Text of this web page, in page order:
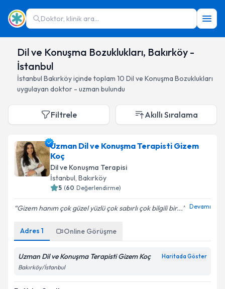
Doktor, klinik ara...
Dil ve Konuşma Bozuklukları, Bakırköy -
İstanbul
İstanbul Bakırköyiçinde toplam 10 Dil ve Konuşma Bozuklukları
uygulayan doktor - uzman bulundu
Filtrele Akıllı Sıralama
Uzman Dil ve Konuşma Terapisti Gizem
Koç
Dil ve Konuşma Terapisi
İstanbul, Bakırköy
5 (60 Değerlendirme)
Gizem hanım çok güzel yüzlü çok sabırlı çok bilgili bir... Devamı
Adres 1 Online Görüşme
Uzman Dil ve Konuşma Terapisti Gizem Koç Haritada Göster
Bakırköy/İstanbul